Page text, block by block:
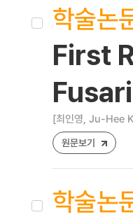
학술논
First
[최인영, Ju-Hee
원문보기
학술논